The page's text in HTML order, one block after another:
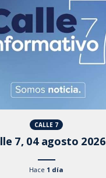
CALLE 7
7, 04 agosto 2026
Hace 1 día